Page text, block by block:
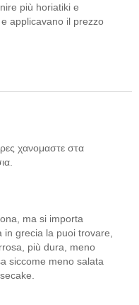
più horiatiki e
applicavano il prezzo
χανομαστε στα
ma si importa
grecia la puoi trovare,
più dura, meno
siccome meno salata